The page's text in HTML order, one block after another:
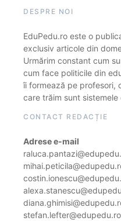
DESPRE NOI
EduPedu.ro este o
exclusiv articole din
Urmărim constant cum
cum face politicile din
îi formează pe profesori,
care trăim sunt
CONTACT REDACȚIE
Adrese e-mail
stefan.lefter@edupedu.ro